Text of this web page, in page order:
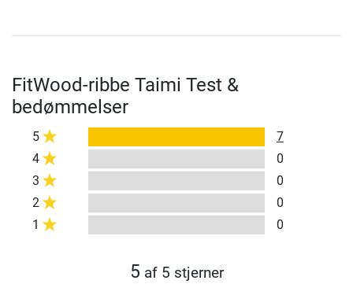
FitWood-ribbe Taimi Test &
bedømmelser
5
7
4
0
3
0
2
0
1
0
5 af 5 stjerner